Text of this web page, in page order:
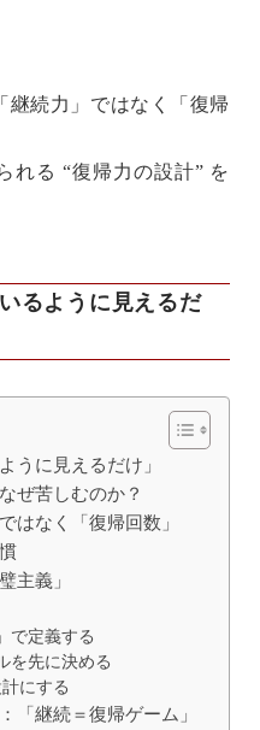
継続力」ではなく「復帰
れる “復帰力の設計” を
るように見えるだ
うに見えるだけ」
ぜ苦しむのか？
はなく「復帰回数」
主義」
で定義する
を先に決める
にする
「継続＝復帰ゲーム」